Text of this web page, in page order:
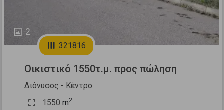
2
321816
Οικιστικό 1550τ.μ. προς πώληση
Διόνυσος - Κέντρο
1550 m2